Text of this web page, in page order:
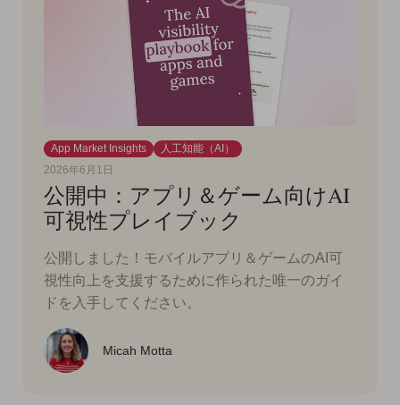
App Market Insights
人工知能（AI）
2026年6月1日
公開中：アプリ＆ゲーム向けAI
可視性プレイブック
公開しました！モバイルアプリ＆ゲームのAI可
視性向上を支援するために作られた唯一のガイ
ドを入手してください。
Micah Motta